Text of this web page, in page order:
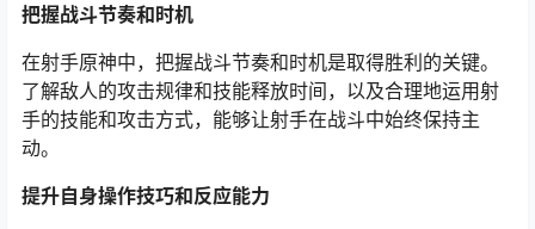
把握战斗节奏和时机
在射手原神中，把握战斗节奏和时机是取得胜利的关键。
了解敌人的攻击规律和技能释放时间，以及合理地运用射
手的技能和攻击方式，能够让射手在战斗中始终保持主
动。
提升自身操作技巧和反应能力